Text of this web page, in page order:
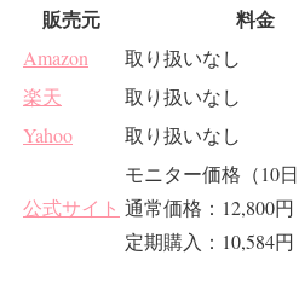
販売元 料金
Amazon 取り扱いなし
楽天
取り扱いなし
Yahoo
取り扱いなし
公式サイト
モニター価格（10
通常価格：12,800円
定期購入：10,584円